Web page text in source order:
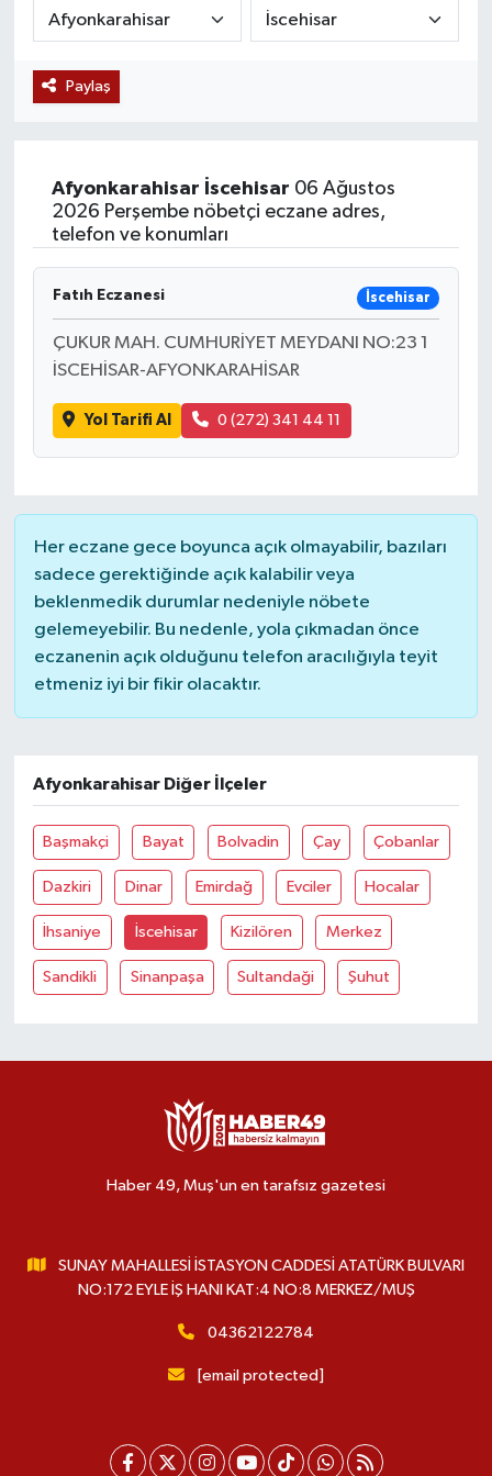
Paylaş
Afyonkarahisar İscehisar 06 Ağustos
2026 Perşembe nöbetçi eczane adres,
telefon ve konumları
Fatıh Eczanesi İscehisar
ÇUKUR MAH. CUMHURİYET MEYDANI NO:23 1
İSCEHİSAR-AFYONKARAHİSAR
Yol Tarifi Al 0 (272) 341 44 11
Her eczane gece boyunca açık olmayabilir, bazıları
sadece gerektiğinde açık kalabilir veya
beklenmedik durumlar nedeniyle nöbete
gelemeyebilir. Bu nedenle, yola çıkmadan önce
eczanenin açık olduğunu telefon aracılığıyla teyit
etmeniz iyi bir fikir olacaktır.
Afyonkarahisar Diğer İlçeler
Başmakçi Bayat Bolvadin Çay Çobanlar
Dazkiri Dinar Emirdağ Evciler Hocalar
İhsaniye İscehisar Kizilören Merkez
Sandikli Sinanpaşa Sultandaği Şuhut
Haber 49, Muş'un en tarafsız gazetesi
SUNAY MAHALLESİ İSTASYON CADDESİ ATATÜRK BULVARI
NO:172 EYLE İŞ HANI KAT:4 NO:8 MERKEZ/MUŞ
04362122784
[email protected]
Siyaset
Teknoloji
Muş
Hasköy
Korkut
Bulanık
Malazgirt